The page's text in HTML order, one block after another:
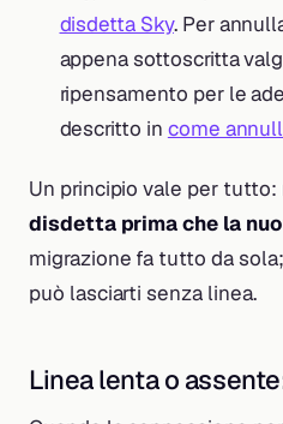
disdetta Sky. Per
appena sottoscritta
ripensamento per le
descritto in come
Un principio vale per tutto:
disdetta prima che la
migrazione fa tutto da
può lasciarti senza linea.
Linea lenta o